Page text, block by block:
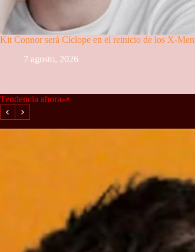
Kit Connor será Cíclope en el reinicio de los X-Men
7 agosto, 2026
Tendencia ahora